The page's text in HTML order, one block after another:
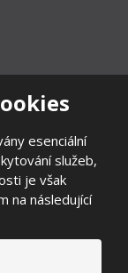
esenciální
služeb,
je však
na následující